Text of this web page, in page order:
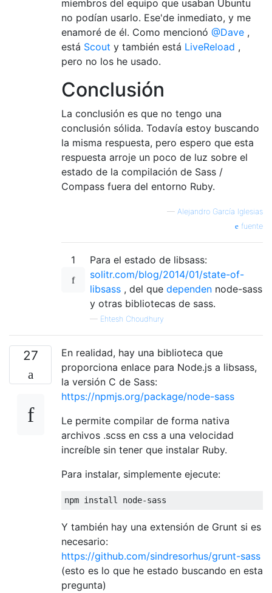
miembros del equipo que usaban Ubuntu
no podían usarlo. Ese'de inmediato, y me
enamoré de él. Como mencionó @Dave ,
está Scout y también está LiveReload ,
pero no los he usado.
Conclusión
La conclusión es que no tengo una
conclusión sólida. Todavía estoy buscando
la misma respuesta, pero espero que esta
respuesta arroje un poco de luz sobre el
estado de la compilación de Sass /
Compass fuera del entorno Ruby.
— Alejandro García Iglesias
fuente
1
Para el estado de libsass:
solitr.com/blog/2014/01/state-of-
libsass , del que dependen node-sass
y otras bibliotecas de sass.
— Ehtesh Choudhury
27
En realidad, hay una biblioteca que
proporciona enlace para Node.js a libsass,
la versión C de Sass:
https://npmjs.org/package/node-sass
Le permite compilar de forma nativa
archivos .scss en css a una velocidad
increíble sin tener que instalar Ruby.
Para instalar, simplemente ejecute:
npm install node-sass
Y también hay una extensión de Grunt si es
necesario:
https://github.com/sindresorhus/grunt-sass
(esto es lo que he estado buscando en esta
pregunta)